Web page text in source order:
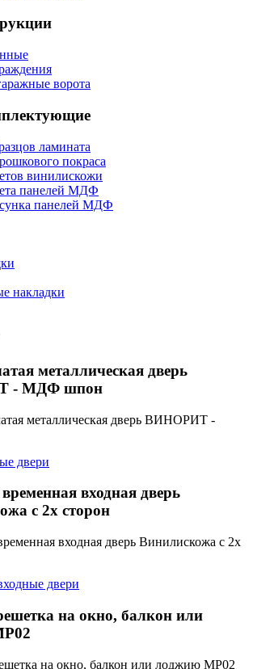
ворота
ламината
покраса
винилискожи
панелей МДФ
панелей МДФ
накладки
металлическая дверь
- МДФ шпон
двери
входная дверь
с 2х сторон
двери
на окно, балкон или